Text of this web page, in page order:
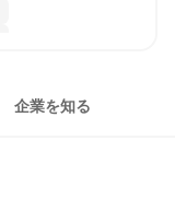
企業を知る